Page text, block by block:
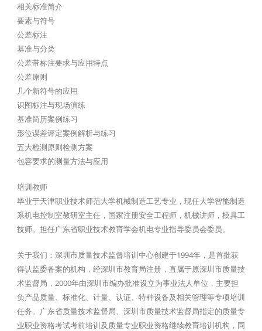
相关标准简介
要素与符号
公差标注
基准与分类
公差带标注要求与应用特点
公差原则
几个新符号的应用
识图标注与现场演练
基准简历案例练习
形位误差评定案例解析与练习
五大检测原则检测方案
包容要求的测量方法与应用
培训教师
毕业于天津职业技术师范大学机械制造工艺专业，现任大学智能制造
系机电控制室教研室主任，国家注册安全工程师，机械讲师，模具工
技师。担任广东省职业技术教育学会机电专业指导委员会委员。
关于我们：深圳市质量技术监督培训中心创建于1994年，是首批获
得认监委备案的机构，经深圳市教育局注册，直属于原深圳市质量技
术监督局，2000年由深圳市编办批准设立为事业法人单位，主要担
负产品质量、标准化、计量、认证、特种设备及相关管理等专项培训
任务。广东省质量技术监督局、深圳市质量技术监督局指定的质量专
业职业资格考试考前培训及质量专业职业资格继续教育培训机构，同